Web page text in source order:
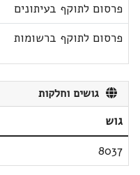
פרסום לתוקף בעיתונים
פרסום לתוקף ברשומות
גושים וחלקות
גוש
8037